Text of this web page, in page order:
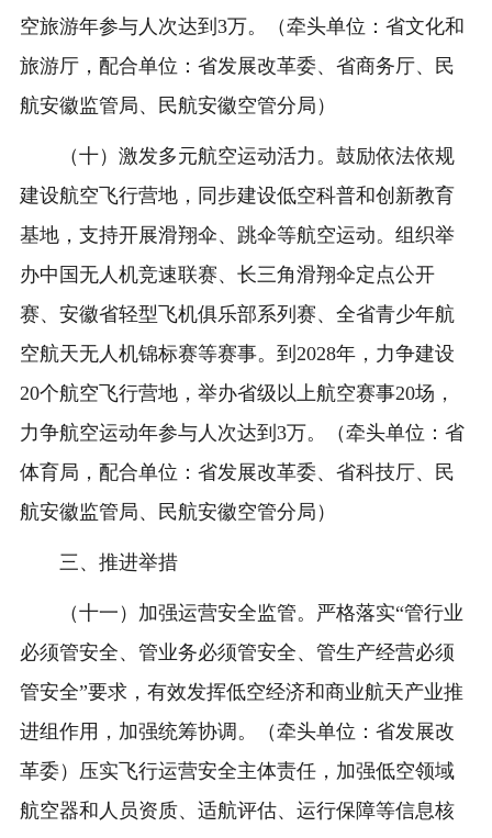
空旅游年参与人次达到3万。（牵头单位：省文化和
旅游厅，配合单位：省发展改革委、省商务厅、民
航安徽监管局、民航安徽空管分局）
（十）激发多元航空运动活力。鼓励依法依规
建设航空飞行营地，同步建设低空科普和创新教育
基地，支持开展滑翔伞、跳伞等航空运动。组织举
办中国无人机竞速联赛、长三角滑翔伞定点公开
赛、安徽省轻型飞机俱乐部系列赛、全省青少年航
空航天无人机锦标赛等赛事。到2028年，力争建设
20个航空飞行营地，举办省级以上航空赛事20场，
力争航空运动年参与人次达到3万。（牵头单位：省
体育局，配合单位：省发展改革委、省科技厅、民
航安徽监管局、民航安徽空管分局）
三、推进举措
（十一）加强运营安全监管。严格落实“管行业
必须管安全、管业务必须管安全、管生产经营必须
管安全”要求，有效发挥低空经济和商业航天产业推
进组作用，加强统筹协调。（牵头单位：省发展改
革委）压实飞行运营安全主体责任，加强低空领域
航空器和人员资质、适航评估、运行保障等信息核